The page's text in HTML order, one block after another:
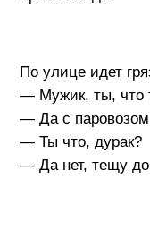
По улице идет
— Мужик, ты, что
— Да с паровозом
— Ты что, дурак?
— Да нет, тещу